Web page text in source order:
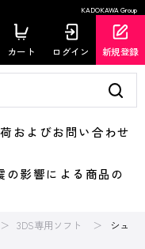
KADOKAWA Group
カート ログイン 新規登録
よびお問い合わせ
影響による商品の
3DS専用ソフト
シュ